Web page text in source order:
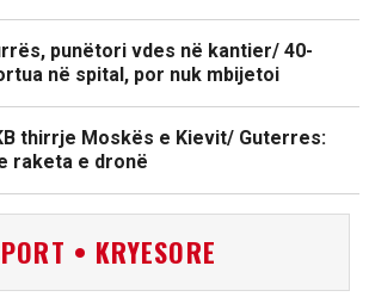
punëtori vdes në kantier/ 40-
në spital, por nuk mbijetoi
thirrje Moskës e Kievit/ Guterres:
raketa e dronë
• KRYESORE